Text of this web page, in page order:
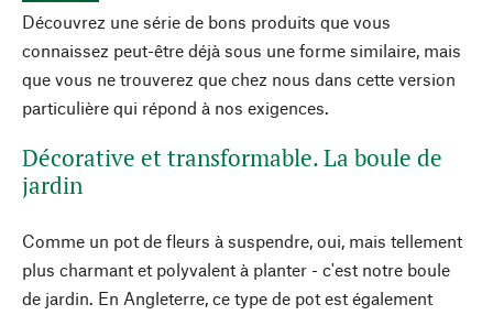
Découvrez une série de bons produits que vous
connaissez peut-être déjà sous une forme similaire, mais
que vous ne trouverez que chez nous dans cette version
particulière qui répond à nos exigences.
Décorative et transformable. La boule de
jardin
Comme un pot de fleurs à suspendre, oui, mais tellement
plus charmant et polyvalent à planter - c'est notre boule
de jardin. En Angleterre, ce type de pot est également